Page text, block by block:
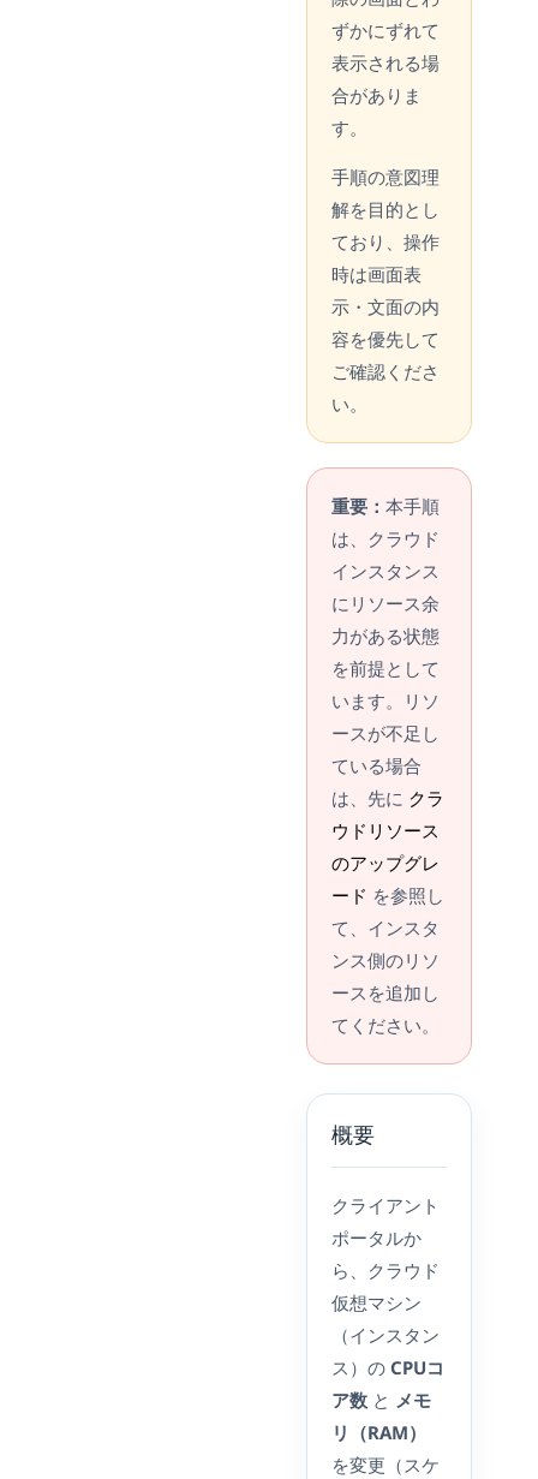
ずかにずれて
表示される場
合がありま
す。
手順の意図理
解を目的とし
ており、操作
時は画面表
示・文面の内
容を優先して
ご確認くださ
い。
重要：本手順
は、クラウド
インスタンス
にリソース余
力がある状態
を前提として
います。リソ
ースが不足し
ている場合
は、先に クラ
ウドリソース
のアップグレ
ード を参照し
て、インスタ
ンス側のリソ
ースを追加し
てください。
概要
クライアント
ポータルか
ら、クラウド
仮想マシン
（インスタン
ス）のCPUコ
ア数 と メモ
リ（RAM）
を変更（スケ